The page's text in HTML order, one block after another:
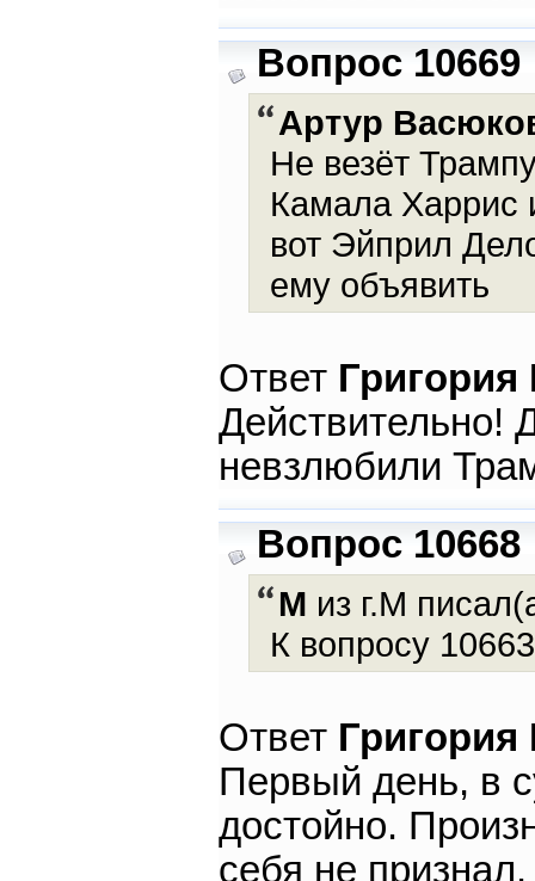
Вопрос 10669
Артур
Не везёт
Камала Харрис
вот Эйприл
ему объявить
Ответ
Действительно!
невзлюбили
Вопрос 10668
М из г.М
К вопросу
Ответ
Первый день, в
достойно.
себя не